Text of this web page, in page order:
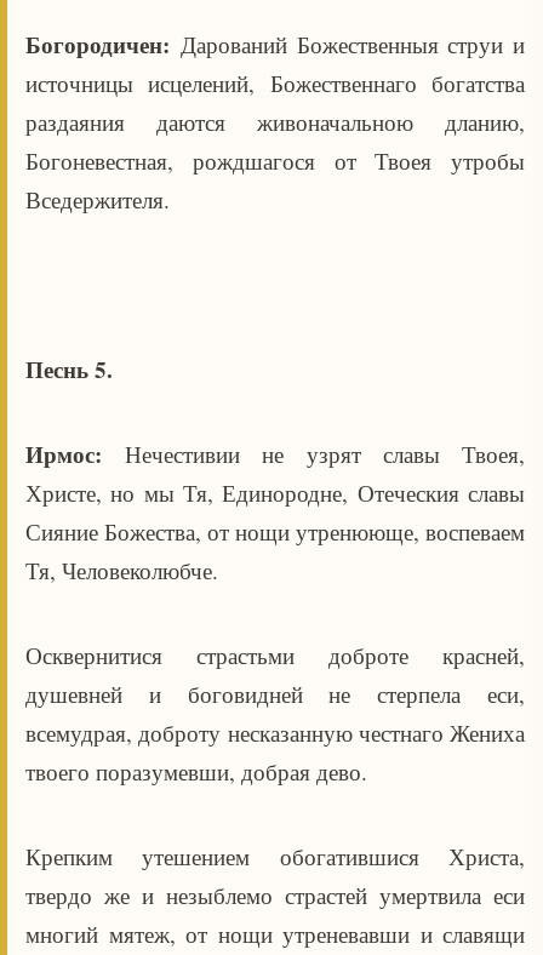
Богородичен: Дарований Божественныя струи и
источницы исцелений, Божественнаго богатства
раздаяния даются живоначальною дланию,
Богоневестная, рождшагося от Твоея утробы
Вседержителя.
Песнь 5.
Ирмос:Нечестивии не узрят славы Твоея,
Христе, но мы Тя, Единородне, Отеческия славы
Сияние Божества, от нощи утренююще, воспеваем
Тя, Человеколюбче.
Осквернитися страстьми доброте красней,
душевней и боговидней не стерпела еси,
всемудрая, доброту несказанную честнаго Жениха
твоего поразумевши, добрая дево.
Крепким утешением обогатившися Христа,
твердо же и незыблемо страстей умертвила еси
многий мятеж, от нощи утреневавши и славящи